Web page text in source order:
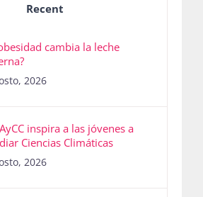
Recent
cambia la leche
2026
inspira a las jóvenes a
Ciencias Climáticas
2026